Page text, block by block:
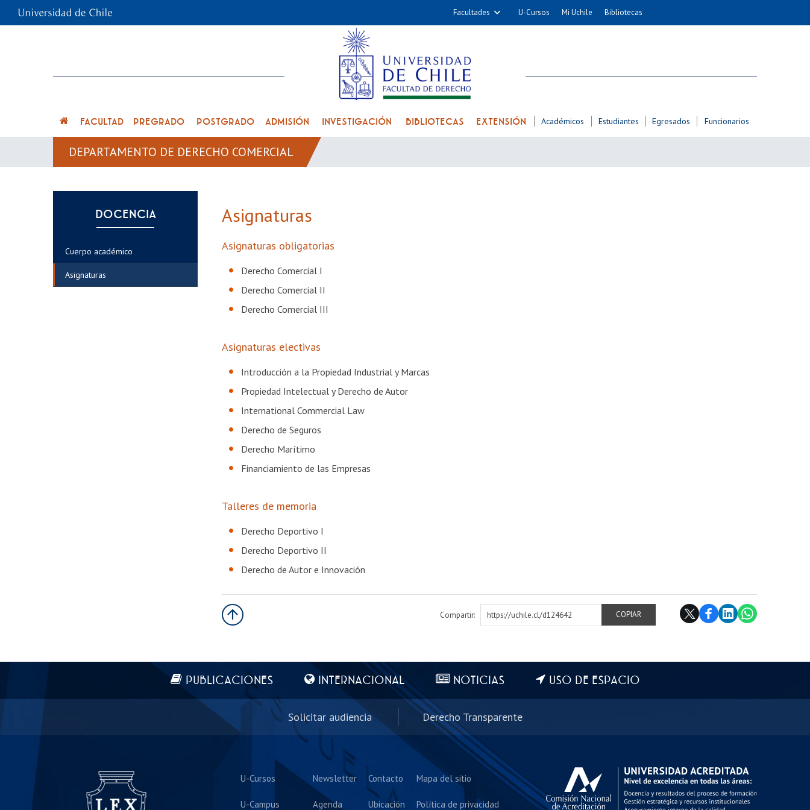
Facultades
Cs. Químicas y Farmacéuticas
Medicina
Odontología
U-Cursos Mi Uchile Bibliotecas
FACULTAD PREGRADO POSTGRADO ADMISIÓN INVESTIGACIÓN BIBLIOTECAS EXTENSIÓN Académicos Estudiantes Egresados Funcionarios
DEPARTAMENTO DE DERECHO COMERCIAL
DOCENCIA
Cuerpo académico
Asignaturas
Asignaturas
Asignaturas obligatorias
Derecho Comercial I
Derecho Comercial II
Derecho Comercial III
Asignaturas electivas
Introducción a la Propiedad Industrial y Marcas
Propiedad Intelectual y Derecho de Autor
International Commercial Law
Derecho de Seguros
Derecho Marítimo
Financiamiento de las Empresas
Talleres de memoria
Derecho Deportivo I
Derecho Deportivo II
Derecho de Autor e Innovación
Compartir:
https://uchile.cl/d124642
COPIAR
PUBLICACIONES INTERNACIONAL NOTICIAS USO DE ESPACIO
Solicitar audiencia Derecho Transparente
U-Cursos
U-Campus
Newsletter
Agenda
Contacto
Ubicación
Mapa del sitio
Política de privacidad